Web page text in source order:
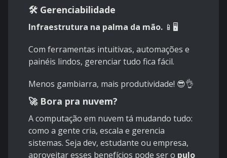
🛠️ Gerenciabilidade
Infraestrutura na palma da mão. 📱🖥️
Com ferramentas intuitivas, automações e
painéis lindos, gerenciar tudo fica fácil.
Menos gambiarra, mais produtividade! 😎👌
🚀 Bora pra nuvem?
A computação em nuvem tá mudando tudo:
como a gente cria, escala e gerencia
sistemas. Seja dev, estudante ou empresa,
aproveitar esses benefícios pode ser o pulo